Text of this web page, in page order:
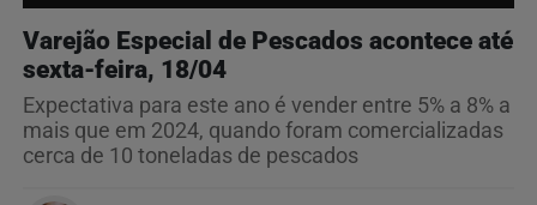
Varejão Especial de Pescados acontece até
sexta-feira, 18/04
Expectativa para este ano é vender entre 5% a 8% a
mais que em 2024, quando foram comercializadas
cerca de 10 toneladas de pescados